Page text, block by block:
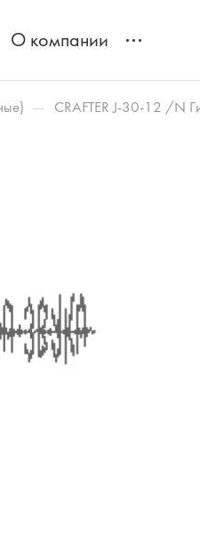
О компании
— CRAFTER J-30-12 /N